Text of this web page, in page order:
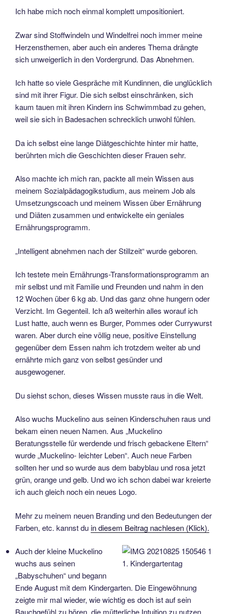
Ich habe mich noch einmal komplett umpositioniert.
Zwar sind Stoffwindeln und Windelfrei noch immer meine
Herzensthemen, aber auch ein anderes Thema drängte
sich unweigerlich in den Vordergrund. Das Abnehmen.
Ich hatte so viele Gespräche mit Kundinnen, die unglücklich
sind mit ihrer Figur. Die sich selbst einschränken, sich
kaum tauen mit ihren Kindern ins Schwimmbad zu gehen,
weil sie sich in Badesachen schrecklich unwohl fühlen.
Da ich selbst eine lange Diätgeschichte hinter mir hatte,
berührten mich die Geschichten dieser Frauen sehr.
Also machte ich mich ran, packte all mein Wissen aus
meinem Sozialpädagogikstudium, aus meinem Job als
Umsetzungscoach und meinem Wissen über Ernährung
und Diäten zusammen und entwickelte ein geniales
Ernährungsprogramm.
„Intelligent abnehmen nach der Stillzeit“ wurde geboren.
Ich testete mein Ernährungs-Transformationsprogramm an
mir selbst und mit Familie und Freunden und nahm in den
12 Wochen über 6 kg ab. Und das ganz ohne hungern oder
Verzicht. Im Gegenteil. Ich aß weiterhin alles worauf ich
Lust hatte, auch wenn es Burger, Pommes oder Currywurst
waren. Aber durch eine völlig neue, positive Einstellung
gegenüber dem Essen nahm ich trotzdem weiter ab und
ernährte mich ganz von selbst gesünder und
ausgewogener.
Du siehst schon, dieses Wissen musste raus in die Welt.
Also wuchs Muckelino aus seinen Kinderschuhen raus und
bekam einen neuen Namen. Aus „Muckelino
Beratungsstelle für werdende und frisch gebackene Eltern“
wurde „Muckelino- leichter Leben“. Auch neue Farben
sollten her und so wurde aus dem babyblau und rosa jetzt
grün, orange und gelb. Und wo ich schon dabei war kreierte
ich auch gleich noch ein neues Logo.
Mehr zu meinem neuen Branding und den Bedeutungen der
Farben, etc. kannst duin diesem Beitrag nachlesen (Klick).
1. Kindergartentag
Auch der kleine Muckelino
wuchs aus seinen
„Babyschuhen“ und begann
Ende August mit dem Kindergarten. Die Eingewöhnung
zeigte mir mal wieder, wie wichtig es doch ist auf sein